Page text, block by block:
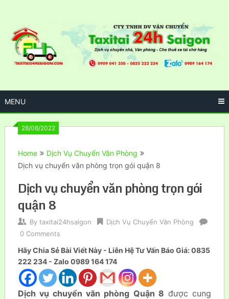
content
MENU
28/08/2022
Home
Dịch Vụ Chuyển Văn Phòng
Dịch vụ chuyển văn phòng trọn gói quận 8
Dịch vụ chuyển văn phòng trọn gói
quận 8
By taxitai24hsaigon
Dịch Vụ Chuyển Văn Phòng
0 Comments
Hãy Chia Sẻ Bài Viết Này - Liên Hệ Tư Vấn Báo Giá: 0835
222 234 - Zalo 0989 164 174
Dịch vụ chuyển văn phòng Quận 8 được cung